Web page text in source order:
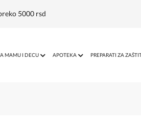
5000 rsd
MAMU I DECU APOTEKA PREPARATI ZA